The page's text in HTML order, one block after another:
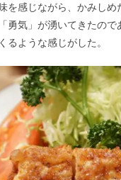
を感じながら、かみし
勇気」が湧いてきたの
るような感じがした。